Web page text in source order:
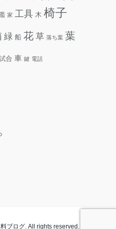
家 工具 木 椅子
緑 船 花 草 落ち葉 葉
合 車 鍵 電話
ブログ. All rights reserved.